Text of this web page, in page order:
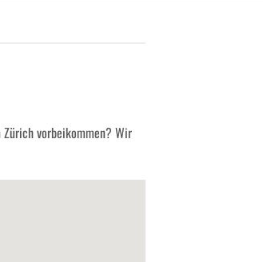
vorbeikommen? Wir